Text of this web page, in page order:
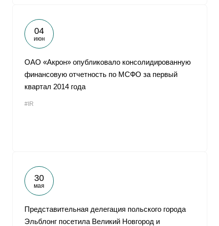
04
июн
ОАО «Акрон» опубликовало консолидированную
финансовую отчетность по МСФО за первый
квартал 2014 года
#IR
30
мая
Представительная делегация польского города
Эльблонг посетила Великий Новгород и